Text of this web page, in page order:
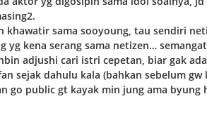
khawatir sama sooyoung, tau sendiri
yg kena serang sama netizen…
adjushi cari istri cepetan, biar gak
sejak dahulu kala (bahkan sebelum
go public gt kayak min jung ama byung